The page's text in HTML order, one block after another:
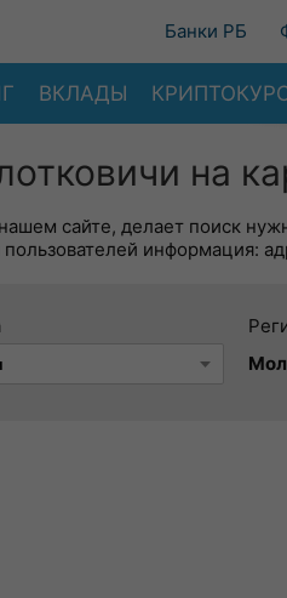
Банки РБ
ВКЛАДЫ
на
сайте, делает поиск
информация: